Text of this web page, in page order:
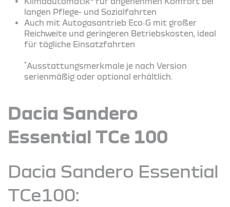
langen Pflege- und Sozialfahrten
Auch mit Autogasantrieb Eco‑G mit großer
Reichweite und geringeren Betriebskosten, ideal
für tägliche Einsatzfahrten
*Ausstattungsmerkmale je nach Version
serienmäßig oder optional erhältlich.
Dacia Sandero
Essential TCe 100
Dacia Sandero Essential
TCe100: